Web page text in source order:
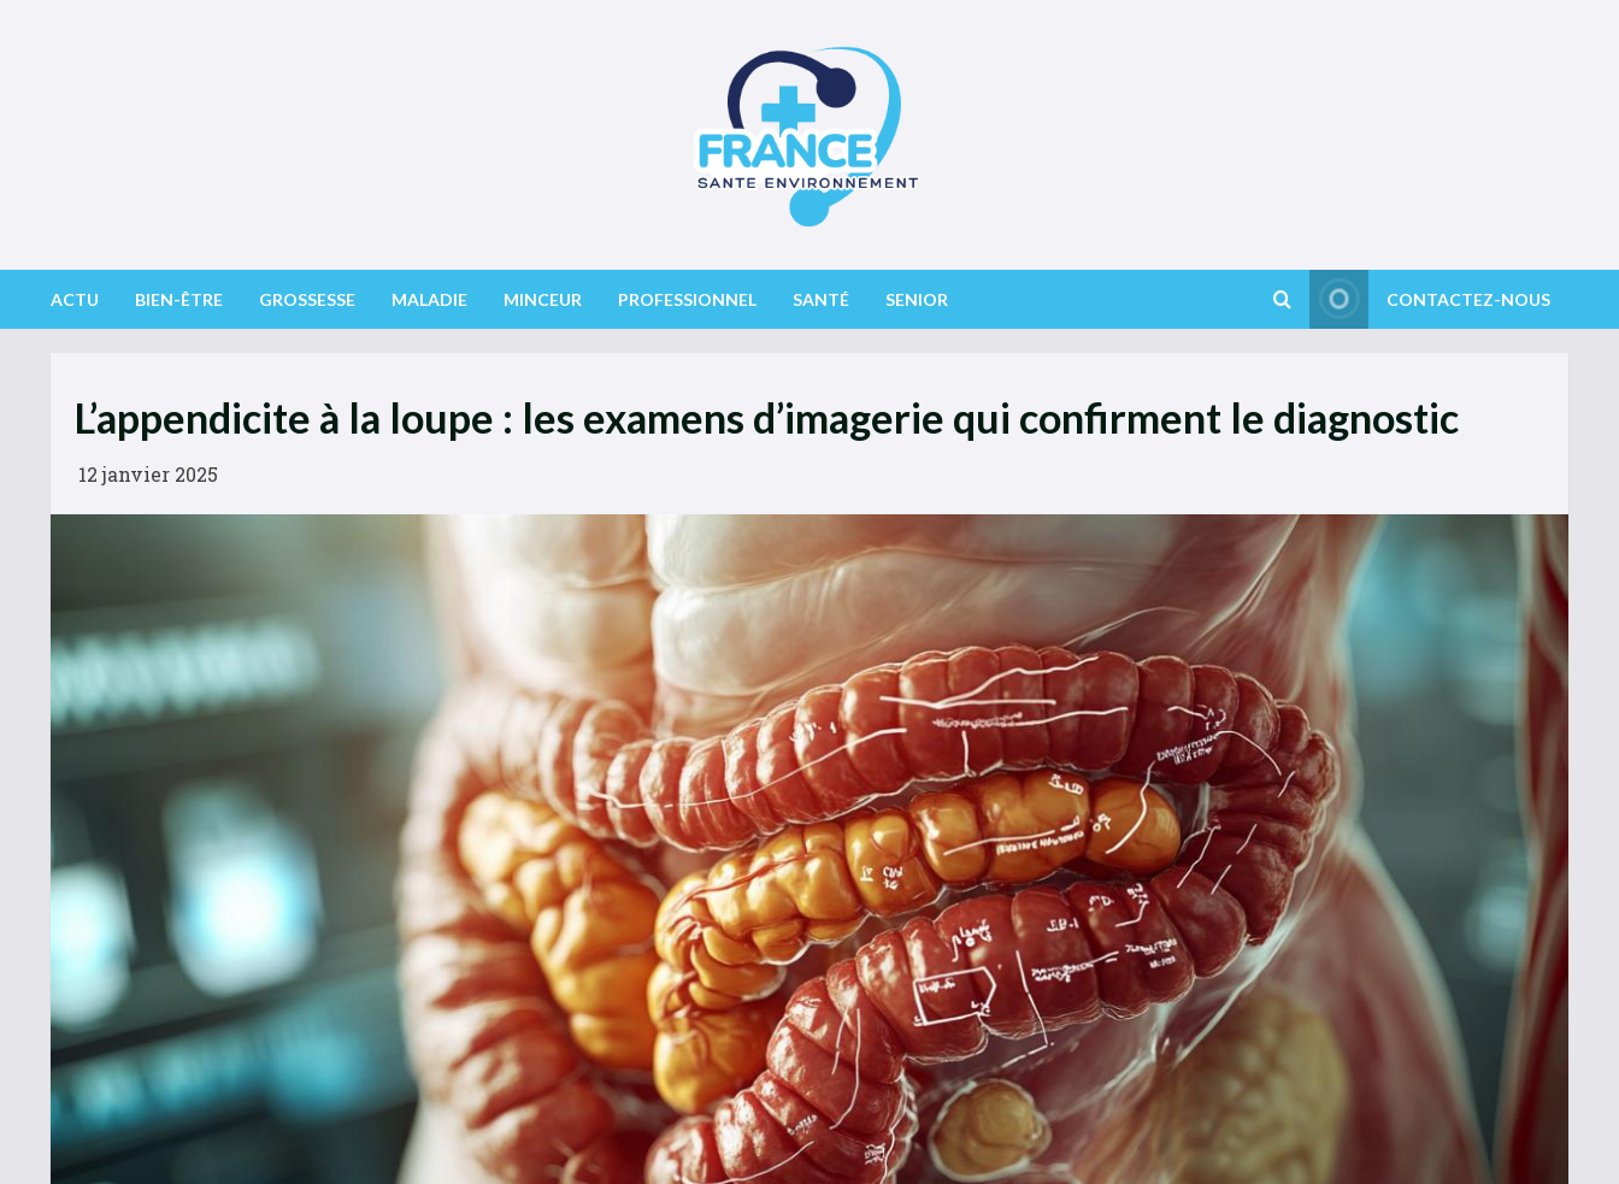
ACTU BIEN-ÊTRE GROSSESSE MALADIE MINCEUR PROFESSIONNEL SANTÉ SENIOR CONTACTEZ-NOUS
L’appendicite à la loupe : les examens d’imagerie qui confirment le diagnostic
12 janvier 2025